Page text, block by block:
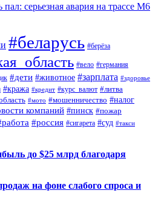
серьезная авария на трассе М6
#беларусь #берёза
#вело #германия
#дети #животное #зарплата #здоровье
#кража #кредит #курс_валют #литва
#мото #мошенничество #налог
компаний #пинск #пожар
#россия #сигарета #суд #такси
до $25 млрд благодаря
на фоне слабого спроса и